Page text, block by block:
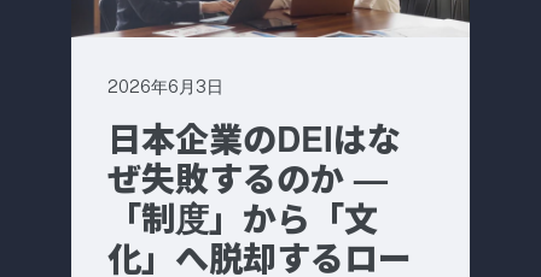
2026年6月3日
日本企業のDEIはな
ぜ失敗するのか —
「制度」から「文
化」へ脱却するロー